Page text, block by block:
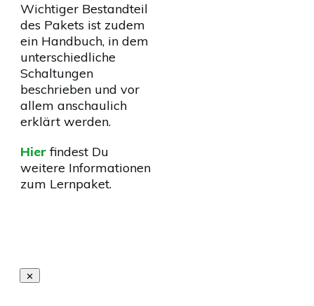
Wichtiger Bestandteil
des Pakets ist zudem
ein Handbuch, in dem
unterschiedliche
Schaltungen
beschrieben und vor
allem anschaulich
erklärt werden.
Hier findest Du
weitere Informationen
zum Lernpaket.